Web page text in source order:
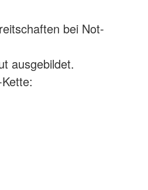
bei Not-
ausgebildet.